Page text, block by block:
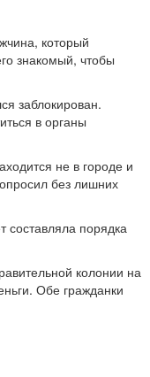
который
знакомый, чтобы
заблокирован.
в органы
не в городе и
без лишних
составляла порядка
колонии на
Обе гражданки